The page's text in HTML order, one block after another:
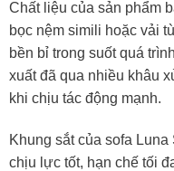
Chất liệu của sản phẩm
bọc nệm simili hoặc vải
bền bỉ trong suốt quá
xuất đã qua nhiều khâu
khi chịu tác động mạnh.
Khung sắt của sofa
chịu lực tốt, hạn chế tối